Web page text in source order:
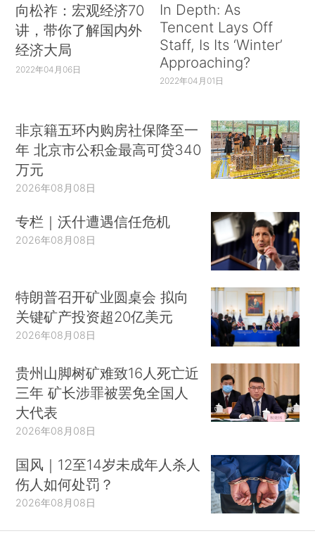
向松祚：宏观经济70
讲，带你了解国内外
经济大局
2022年04月06日
In Depth: As
Tencent Lays Off
Staff, Is Its ‘Winter’
Approaching?
2022年04月01日
非京籍五环内购房社保降至一
年 北京市公积金最高可贷340
万元
2026年08月08日
专栏｜沃什遭遇信任危机
2026年08月08日
特朗普召开矿业圆桌会 拟向
关键矿产投资超20亿美元
2026年08月08日
贵州山脚树矿难致16人死亡近
三年 矿长涉罪被罢免全国人
大代表
2026年08月08日
国风｜12至14岁未成年人杀人
伤人如何处罚？
2026年08月08日